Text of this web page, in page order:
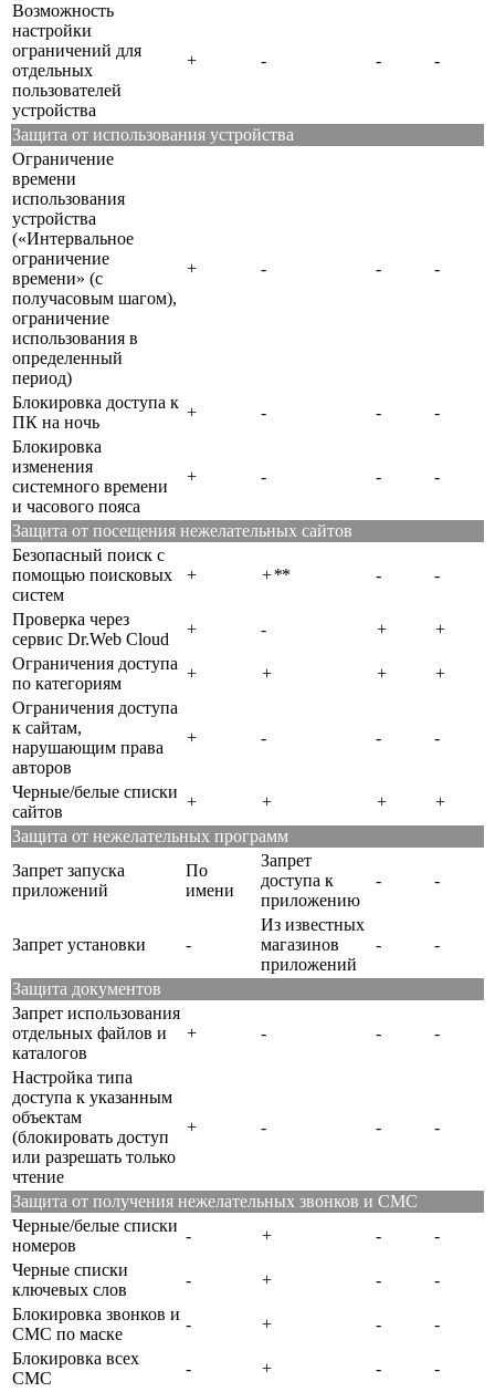
Возможность
настройки
ограничений для
отдельных
пользователей
устройства
+ - - -
Защита от использования устройства
Ограничение
времени
использования
устройства
(«Интервальное
ограничение
времени» (с
получасовым шагом),
ограничение
использования в
определенный
период)
+ - - -
Блокировка доступа к
ПК на ночь
+ - -
-
Блокировка
изменения
системного времени
и часового пояса
+ - - -
Защита от посещения нежелательных сайтов
Безопасный поиск с
помощью поисковых
систем
+ +** - -
Проверка через
сервис Dr.Web Cloud
+ - +
+
Ограничения доступа
по категориям
+ + +
+
Ограничения доступа
к сайтам,
нарушающим права
авторов
+ - - -
Черные/белые списки
сайтов
+ + +
+
Защита от нежелательных программ
Запрет запуска
приложений
По
имени
Запрет
доступа к
приложению
- -
Запрет установки -
Из известных
магазинов
приложений
- -
Защита документов
Запрет использования
отдельных файлов и
каталогов
+ - - -
Настройка типа
доступа к указанным
объектам
(блокировать доступ
или разрешать только
чтение
+ - - -
Защита от получения нежелательных звонков и СМС
Черные/белые списки
номеров
- + -
-
Черные списки
ключевых слов
- + -
-
Блокировка звонков и
СМС по маске
- + -
-
Блокировка всех
СМС
- + -
-